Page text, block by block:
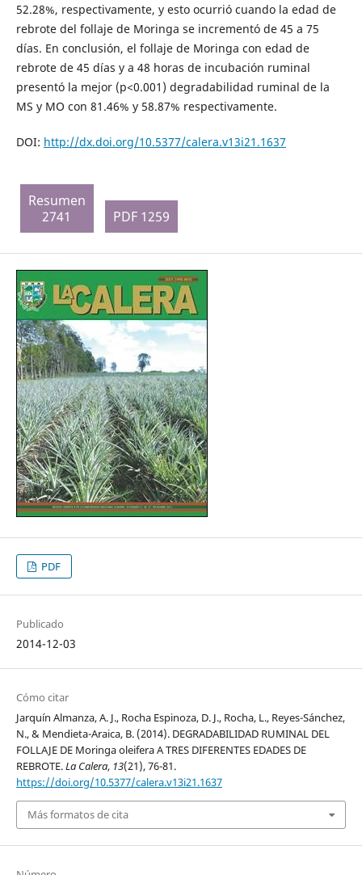
52.28%, respectivamente, y esto ocurrió cuando la edad de
rebrote del follaje de Moringa se incrementó de 45 a 75
días. En conclusión, el follaje de Moringa con edad de
rebrote de 45 días y a 48 horas de incubación ruminal
presentó la mejor (p<0.001) degradabilidad ruminal de la
MS y MO con 81.46% y 58.87% respectivamente.
DOI: http://dx.doi.org/10.5377/calera.v13i21.1637
Resumen
2741
PDF 1259
PDF
Publicado
2014-12-03
Cómo citar
Jarquín Almanza, A. J., Rocha Espinoza, D. J., Rocha, L., Reyes-Sánchez,
N., & Mendieta-Araica, B. (2014). DEGRADABILIDAD RUMINAL DEL
FOLLAJE DE Moringa oleifera A TRES DIFERENTES EDADES DE
REBROTE.La Calera, 13(21), 76-81.
https://doi.org/10.5377/calera.v13i21.1637
Más formatos de cita